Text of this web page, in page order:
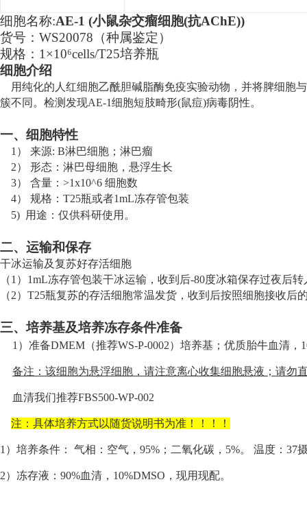
细胞名称:AE-1 (小鼠杂交瘤细胞(抗AChE))
货号： WS20078 （种属鉴定）
规格： 1×10⁶cells/T25培养瓶
细胞介绍
用纯化的人红细胞乙酰胆碱脂酶免疫实验动物，并将脾细胞与
簇不同。检测发现AE-1细胞短肢畸形(鼠痘)病毒阴性。
一、 细胞特性
1） 来源: B淋巴细胞；淋巴瘤
2） 形态 ： 淋巴母细胞，悬浮生长
3） 含量：>1x10^6 细胞数
4） 规格：T25瓶或者1mL冻存管包装
5) 用途：仅供科研使用。
二、运输和保存
干冰运输及复苏好存活细胞
（1）1mL冻存管包装干冰运输，收到后-80度冰箱保存过夜后
（2）T25瓶复苏的存活细胞常温发货，收到后按照细胞接收后
三、培养基及培养冻存条件准备
1） 准备DMEM （推荐WS-P-0002）培养基；优质胎牛血清，
备注： 该细胞为悬浮细胞，请注意离心收集细胞悬液；请勿
血清我们推荐FBS500-WP-002
注：具体培养方式以随货说明书为准！！！！
1） 培养条件： 气相：空气， 95%；二氧化碳，5%。 温度：37
2） 冻存液： 90%血清，10%DMSO，现用现配。